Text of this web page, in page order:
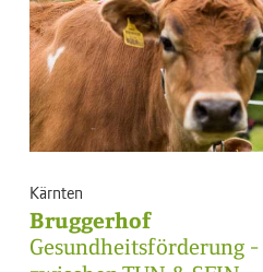
Kärnten
Bruggerhof
Gesundheitsförderung